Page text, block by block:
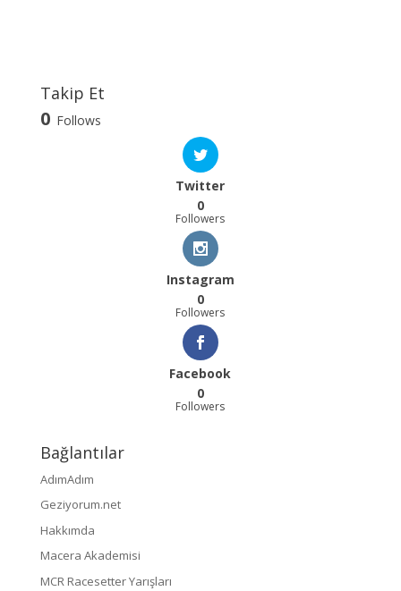
Takip Et
0 Follows
Twitter
0
Followers
Instagram
0
Followers
Facebook
0
Followers
Bağlantılar
AdımAdım
Geziyorum.net
Hakkımda
Macera Akademisi
MCR Racesetter Yarışları